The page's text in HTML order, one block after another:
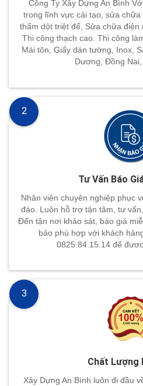
Công Ty Xây Dựng An Bình
trong lĩnh vực cải tạo, sửa
thấm dột triệt để, Sửa chữa
Thi công thạch cao. Thi công
Mái tôn, Giấy dán tường, Inox,
Dương, Đồng
Tư Vấn Báo
Nhân viên chuyên nghiệp phục
đáo. Luôn hỗ trợ tận tâm, tư
Đến tận nơi khảo sát, báo giá
bảo phù hợp với khách
0825.84.15.14 để
2
Chất Lượng
Xây Dựng An Bình luôn đi đầu
3